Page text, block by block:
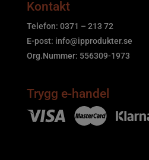
Kontakt
Telefon: 0371 – 213 72
E-post: info@ipprodukter.se
Org.Nummer: 556309-1973
Trygg e-handel